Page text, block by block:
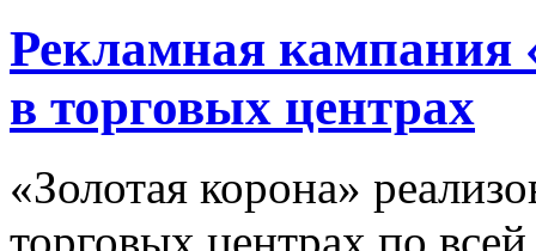
Рекламная кампания
в торговых центрах
«Золотая корона»